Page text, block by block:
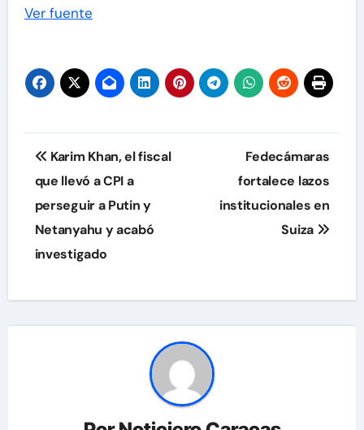
Ver fuente
Navegación
de
entradas
Karim Khan, el fiscal
que llevó a CPI a
perseguir a Putin y
Netanyahu y acabó
investigado
Fedecámaras
fortalece lazos
institucionales en
Suiza